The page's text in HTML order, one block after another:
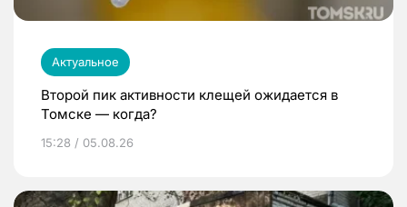
Актуальное
Второй пик активности клещей ожидается в
Томске — когда?
15:28 / 05.08.26